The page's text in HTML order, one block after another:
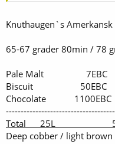
Knuthaugen`s
65-67 grader 80min / 78
Pale Malt 7EBC
Biscuit 50EBC
Chocolate
Total 25L
Deep cobber / light brown